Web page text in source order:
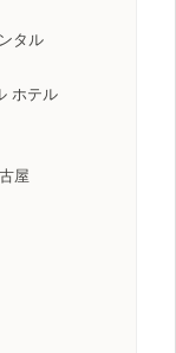
タル
ホテル
屋